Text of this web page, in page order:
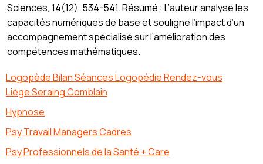
Sciences, 14(12), 534-541. Résumé : L’auteur analyse les
capacités numériques de base et souligne l’impact d’un
accompagnement spécialisé sur l’amélioration des
compétences mathématiques.
Logopède Bilan Séances Logopédie Rendez-vous
Liège Seraing Comblain
Hypnose
Psy Travail Managers Cadres
Psy Professionnels de la Santé + Care